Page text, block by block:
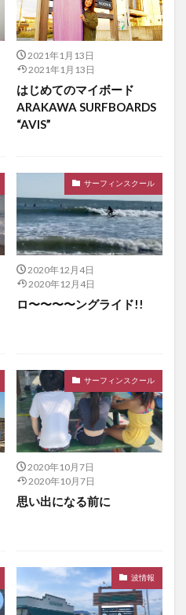
2021年1月13日
2021年1月13日
はじめてのマイボード
ARAKAWA SURFBOARDS
“AVIS”
サーフィンスクール
2020年12月4日
2020年12月4日
ロ〜〜〜〜ングライド!!
サーフィンスクール
2020年10月7日
2020年10月7日
思い出になる前に
波情報